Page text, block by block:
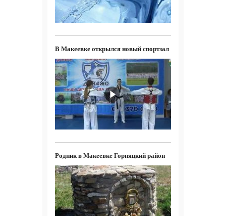
В Макеевке открылся новый спортзал
Родник в Макеевке Горняцкий район